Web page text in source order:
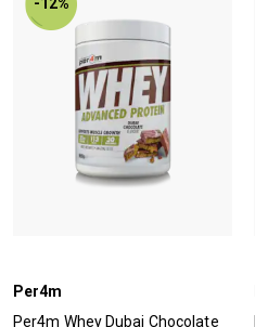
Per4m
Per4m Whey Dubai Chocolate